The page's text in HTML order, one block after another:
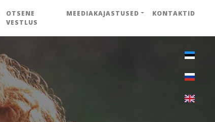
OTSENE
VESTLUS
MEEDIAKAJASTUSED KONTAKTID